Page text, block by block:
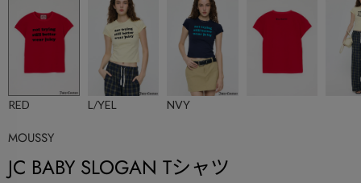
RED L/YEL NVY
MOUSSY
JC BABY SLOGAN Tシャツ